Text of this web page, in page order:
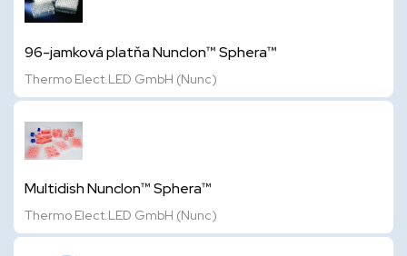
96-jamková platňa Nunclon™ Sphera™
Thermo Elect.LED GmbH (Nunc)
Multidish Nunclon™ Sphera™
Thermo Elect.LED GmbH (Nunc)